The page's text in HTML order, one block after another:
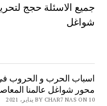
جميع الاسئلة حجج
شواغل
اسباب الحرب و الحروب في
محور شواغل عالمنا المعاصر – 9
BY CHAR7 NAS ON 10 يناير، 2021